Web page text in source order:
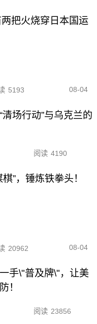
把火烧穿日本国运
5193 08-04
清场行动”与乌克兰的
阅读 4190
”，锤炼铁拳头！
20962 08-04
手\"普及牌\"，让美
！
阅读 23856